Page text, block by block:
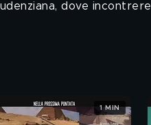
dove
1 MIN